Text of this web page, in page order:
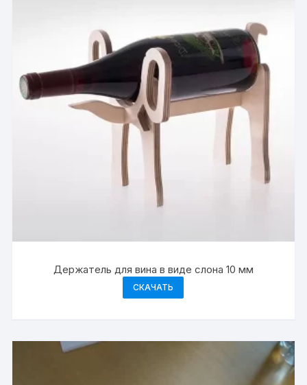
Держатель для вина в виде слона 10 мм
СКАЧАТЬ